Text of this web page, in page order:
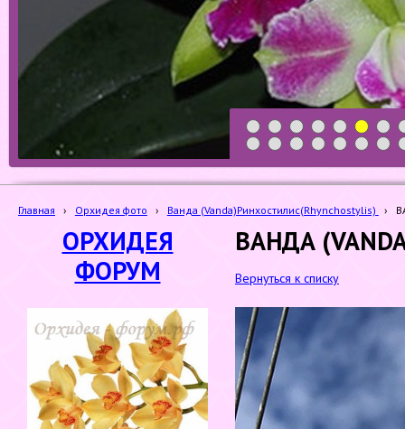
1 2 3 4 5 6 7
8
19 20 21 22 23 24 25
Главная › Орхидея фото › Ванда (Vanda)Ринхостилис(Rhynchostylis) ›
ОРХИДЕЯ
ФОРУМ
ВАНДА
Вернуться к списку